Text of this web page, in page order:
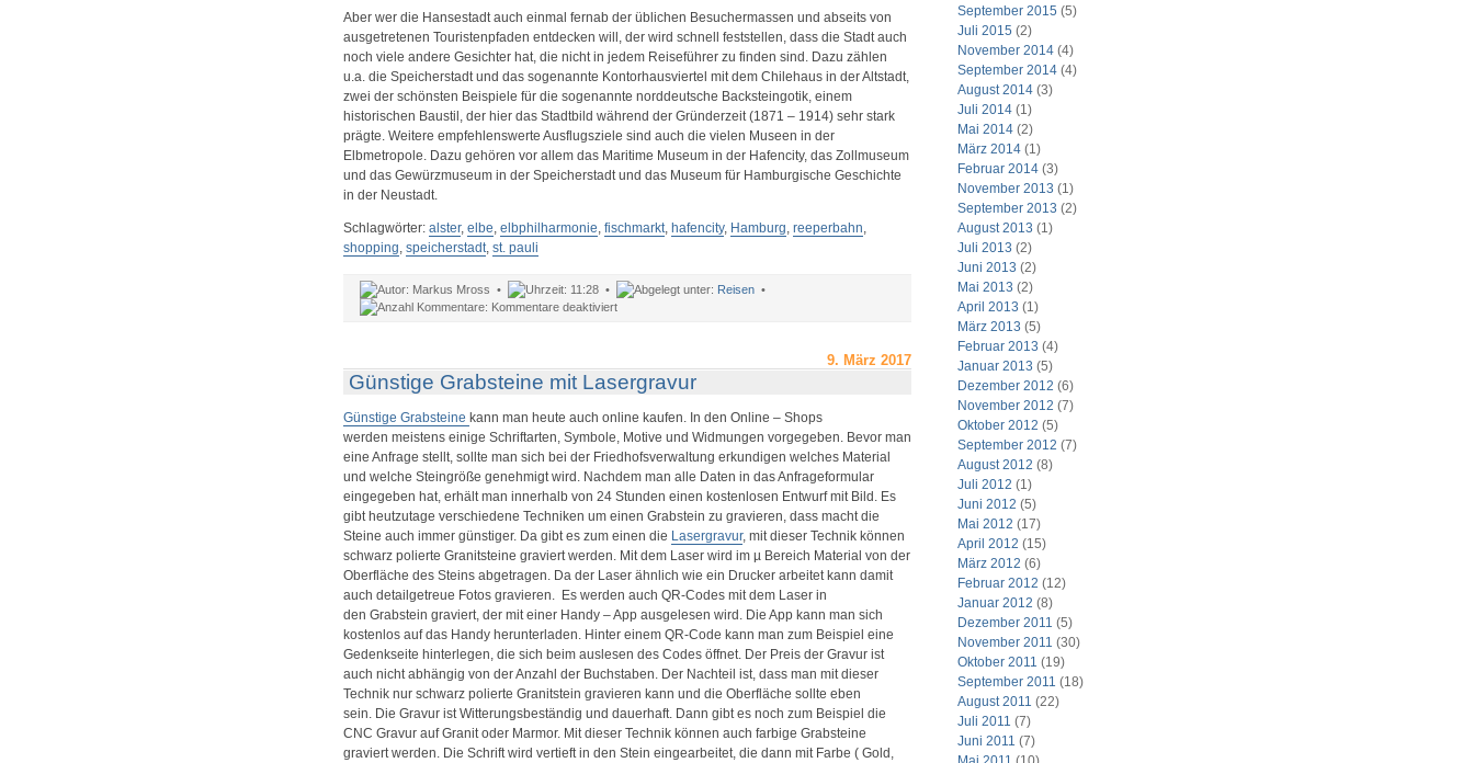
September 2015 (5)
Juli 2015 (2)
November 2014(4)
September 2014(4)
August 2014(3)
Juli 2014(1)
Mai 2014(2)
März 2014(1)
Februar 2014(3)
November 2013 (1)
September 2013 (2)
August 2013 (1)
Juli 2013 (2)
Juni 2013 (2)
Mai 2013 (2)
April 2013 (1)
März 2013 (5)
Februar 2013 (4)
Januar 2013 (5)
Dezember 2012 (6)
November 2012 (7)
Oktober 2012 (5)
September 2012 (7)
August 2012 (8)
Juli 2012 (1)
Juni 2012 (5)
Mai 2012 (17)
April 2012 (15)
März 2012 (6)
Februar 2012 (12)
Januar 2012 (8)
Dezember 2011 (5)
November 2011 (30)
Oktober 2011 (19)
September 2011 (18)
August 2011 (22)
Juli 2011 (7)
Juni 2011 (7)
Aber wer die Hansestadt auch einmal fernab der üblichen Besuchermassen und abseits von
ausgetretenen Touristenpfaden entdecken will, der wird schnell feststellen, dass die Stadt auch
noch viele andere Gesichter hat, die nicht in jedem Reiseführer zu finden sind. Dazu zählen
u.a. die Speicherstadt und das sogenannte Kontorhausviertel mit dem Chilehaus in der Altstadt,
zwei der schönsten Beispiele für die sogenannte norddeutsche Backsteingotik, einem
historischen Baustil, der hier das Stadtbild während der Gründerzeit (1871 – 1914) sehr stark
prägte. Weitere empfehlenswerte Ausflugsziele sind auch die vielen Museen in der
Elbmetropole. Dazu gehören vor allem das Maritime Museum in der Hafencity, das Zollmuseum
und das Gewürzmuseum in der Speicherstadt und das Museum für Hamburgische Geschichte
in der Neustadt.
Schlagwörter: alster, elbe, elbphilharmonie, fischmarkt, hafencity, Hamburg, reeperbahn,
shopping, speicherstadt, st. pauli
Markus Mross • 11:28 • Reisen•
Kommentare deaktiviertfür
–
Sightseeing
und
in
der
Hansestadt
9. März 2017
Günstige Grabsteine mit Lasergravur
Günstige Grabsteine kann man heute auch online kaufen. In den Online – Shops
werden meistens einige Schriftarten, Symbole, Motive und Widmungen vorgegeben. Bevor man
eine Anfrage stellt, sollte man sich bei der Friedhofsverwaltung erkundigen welches Material
und welche Steingröße genehmigt wird. Nachdem man alle Daten in das Anfrageformular
eingegeben hat, erhält man innerhalb von 24 Stunden einen kostenlosen Entwurf mit Bild. Es
gibt heutzutage verschiedene Techniken um einen Grabstein zu gravieren, dass macht die
Steine auch immer günstiger. Da gibt es zum einen die Lasergravur, mit dieser Technik können
schwarz polierte Granitsteine graviert werden. Mit dem Laser wird im µ Bereich Material von der
Oberfläche des Steins abgetragen. Da der Laser ähnlich wie ein Drucker arbeitet kann damit
auch detailgetreue Fotos gravieren. Es werden auch QR-Codes mit dem Laser in
den Grabstein graviert, der mit einer Handy – App ausgelesen wird. Die App kann man sich
kostenlos auf das Handy herunterladen. Hinter einem QR-Code kann man zum Beispiel eine
Gedenkseite hinterlegen, die sich beim auslesen des Codes öffnet. Der Preis der Gravur ist
auch nicht abhängig von der Anzahl der Buchstaben. Der Nachteil ist, dass man mit dieser
Technik nur schwarz polierte Granitstein gravieren kann und die Oberfläche sollte eben
sein. Die Gravur ist Witterungsbeständig und dauerhaft. Dann gibt es noch zum Beispiel die
CNC Gravur auf Granit oder Marmor. Mit dieser Technik können auch farbige Grabsteine
graviert werden. Die Schrift wird vertieft in den Stein eingearbeitet, die dann mit Farbe ( Gold,